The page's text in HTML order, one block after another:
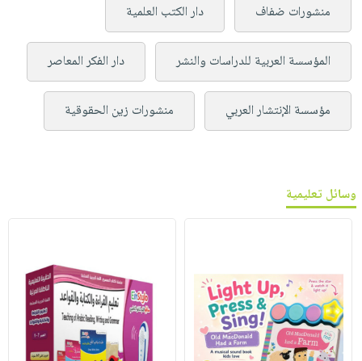
منشورات ضفاف دار الكتب العلمية
المؤسسة العربية للدراسات والنشر دار الفكر المعاصر
مؤسسة الإنتشار العربي منشورات زين الحقوقية
وسائل تعليمية